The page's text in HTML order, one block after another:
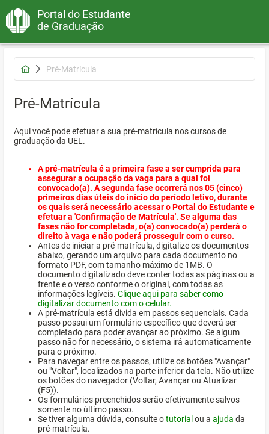
Portal do Estudante
de Graduação
Pré-Matrícula
Pré-Matrícula
Aqui você pode efetuar a sua pré-matrícula nos cursos de
graduação da UEL.
A pré-matrícula é a primeira fase a ser cumprida para
assegurar a ocupação da vaga para a qual foi
convocado(a). A segunda fase ocorrerá nos 05 (cinco)
primeiros dias úteis do início do período letivo, durante
os quais será necessário acessar o Portal do Estudante e
efetuar a 'Confirmação de Matrícula'. Se alguma das
fases não for completada, o(a) convocado(a) perderá o
direito à vaga e não poderá prosseguir com o curso.
Antes de iniciar a pré-matrícula, digitalize os documentos
abaixo, gerando um arquivo para cada documento no
formato PDF, com tamanho máximo de 1MB. O
documento digitalizado deve conter todas as páginas ou a
frente e o verso conforme o original, com todas as
informações legíveis. Clique aqui para saber como
digitalizar documento com o celular.
A pré-matrícula está divida em passos sequenciais. Cada
passo possui um formulário específico que deverá ser
completado para poder avançar ao próximo. Se algum
passo não for necessário, o sistema irá automaticamente
para o próximo.
Para navegar entre os passos, utilize os botões "Avançar"
ou "Voltar", localizados na parte inferior da tela. Não utilize
os botões do navegador (Voltar, Avançar ou Atualizar
(F5)).
Os formulários preenchidos serão efetivamente salvos
somente no último passo.
Se tiver alguma dúvida, consulte otutorial ou a ajuda da
pré-matrícula.